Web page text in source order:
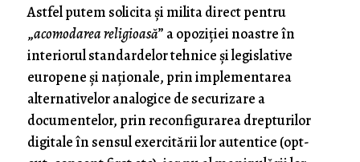
Astfel putem solicita și milita direct pentru
„acomodarea religioasă” a opoziției noastre în
interiorul standardelor tehnice și legislative
europene și naționale, prin implementarea
alternativelor analogice de securizare a
documentelor, prin reconfigurarea drepturilor
digitale în sensul exercitării lor autentice (opt-